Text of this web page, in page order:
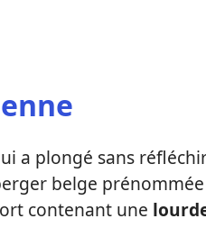
a plongé sans
belge prénommée
contenant une